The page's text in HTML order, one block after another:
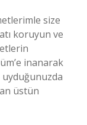
size
koruyun ve
inanarak
üstün